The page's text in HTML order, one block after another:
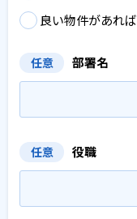
良い物件があれば
任意 部署名
任意 役職